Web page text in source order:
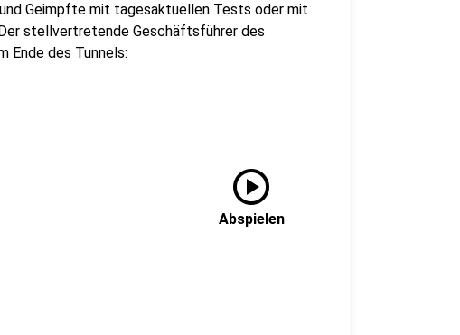
Geimpfte mit tagesaktuellen Tests oder mit
stellvertretende Geschäftsführer des
Ende des Tunnels:
play_circle
Abspielen